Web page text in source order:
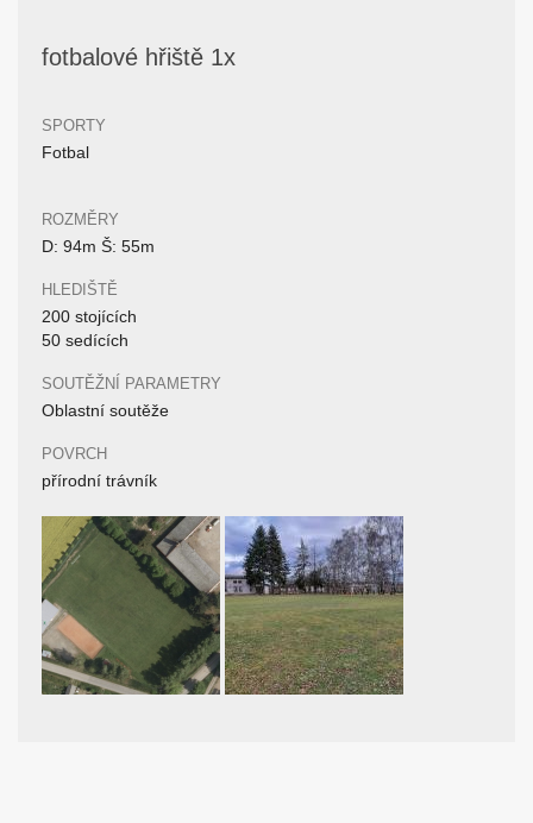
fotbalové hřiště 1x
SPORTY
Fotbal
ROZMĚRY
D: 94m Š: 55m
HLEDIŠTĚ
200 stojících
50 sedících
SOUTĚŽNÍ PARAMETRY
Oblastní soutěže
POVRCH
přírodní trávník